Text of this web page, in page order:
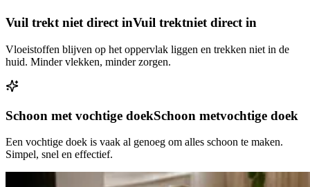
Vuil trekt niet direct inVuil trektniet direct in
Vloeistoffen blijven op het oppervlak liggen en trekken niet in de
huid. Minder vlekken, minder zorgen.
Schoon met vochtige doekSchoon metvochtige doek
Een vochtige doek is vaak al genoeg om alles schoon te maken.
Simpel, snel en effectief.